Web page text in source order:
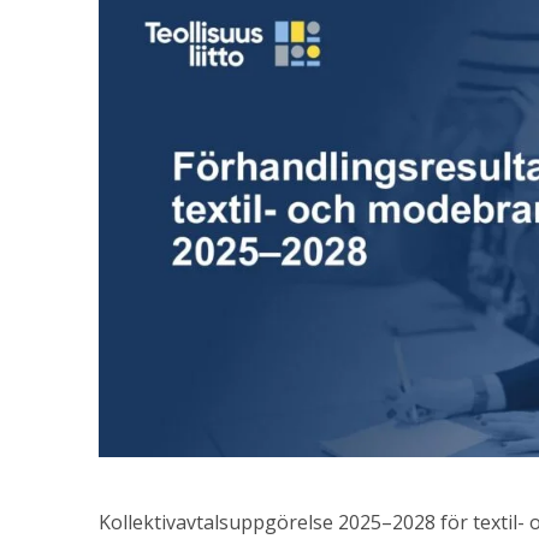
Kollektivavtalsuppgörelse 2025–2028 för textil-